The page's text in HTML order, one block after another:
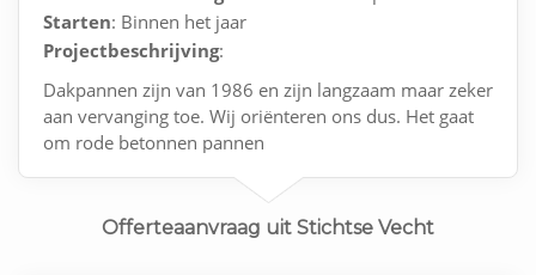
Starten: Binnen het jaar
Projectbeschrijving:
Dakpannen zijn van 1986 en zijn langzaam maar zeker
aan vervanging toe. Wij oriënteren ons dus. Het gaat
om rode betonnen pannen
Offerteaanvraag uit Stichtse Vecht